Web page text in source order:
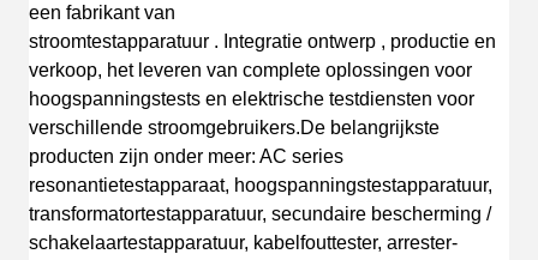
een fabrikant van
stroomtestapparatuur . ntegratie ontwerp , productie en
verkoop, het leveren van complete oplossingen voor
hoogspanningstests en elektrische testdiensten voor
verschillende stroomgebruikers.De belangrijkste
producten zijn onder meer: AC series
resonantietestapparaat, hoogspanningstestapparatuur,
transformatortestapparatuur, secundaire bescherming /
schakelaartestapparatuur, kabelfouttester, arrester-